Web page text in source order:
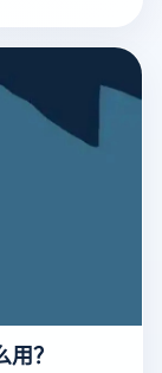
？